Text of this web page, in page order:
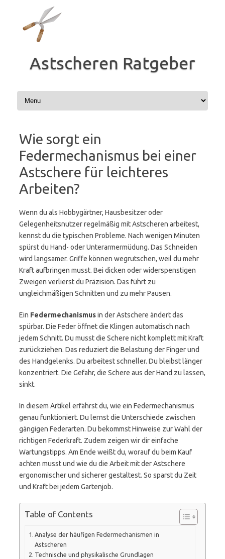
Astscheren Ratgeber
Wie sorgt ein
Federmechanismus bei einer
Astschere für leichteres
Arbeiten?
Wenn du als Hobbygärtner, Hausbesitzer oder
Gelegenheitsnutzer regelmäßig mit Astscheren arbeitest,
kennst du die typischen Probleme. Nach wenigen Minuten
spürst du Hand- oder Unterarmermüdung. Das Schneiden
wird langsamer. Griffe können wegrutschen, weil du mehr
Kraft aufbringen musst. Bei dicken oder widerspenstigen
Zweigen verlierst du Präzision. Das führt zu
ungleichmäßigen Schnitten und zu mehr Pausen.
Ein Federmechanismusin der Astschere ändert das
spürbar. Die Feder öffnet die Klingen automatisch nach
jedem Schnitt. Du musst die Schere nicht komplett mit Kraft
zurückziehen. Das reduziert die Belastung der Finger und
des Handgelenks. Du arbeitest schneller. Du bleibst länger
konzentriert. Die Gefahr, die Schere aus der Hand zu lassen,
sinkt.
In diesem Artikel erfährst du, wie ein Federmechanismus
genau funktioniert. Du lernst die Unterschiede zwischen
gängigen Federarten. Du bekommst Hinweise zur Wahl der
richtigen Federkraft. Zudem zeigen wir dir einfache
Wartungstipps. Am Ende weißt du, worauf du beim Kauf
achten musst und wie du die Arbeit mit der Astschere
ergonomischer und sicherer gestaltest. So sparst du Zeit
und Kraft bei jedem Gartenjob.
Table of Contents
Analyse der häufigen Federmechanismen in
Astscheren
Technische und physikalische Grundlagen